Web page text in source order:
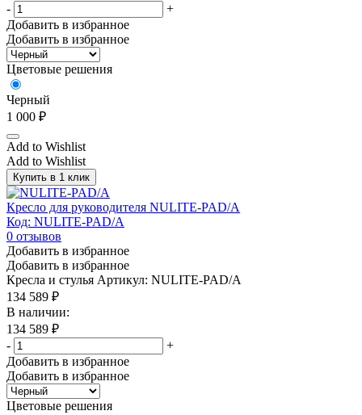
-
+
Добавить в избранное
Добавить в избранное
Цветовые решения
Черный
1 000 ₽
Add to Wishlist
Add to Wishlist
Купить в 1 клик
Кресло для руководителя NULITE-PAD/A
Код: NULITE-PAD/A
0 отзывов
Добавить в избранное
Добавить в избранное
Кресла и стулья Артикул: NULITE-PAD/A
134 589 ₽
В наличии:
134 589 ₽
-
+
Добавить в избранное
Добавить в избранное
Цветовые решения